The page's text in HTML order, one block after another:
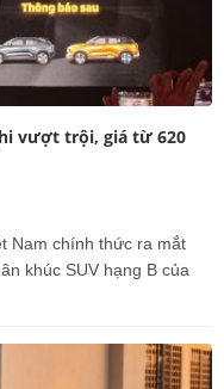
vượt trội, giá từ 620
Nam chính thức ra mắt
khúc SUV hạng B của